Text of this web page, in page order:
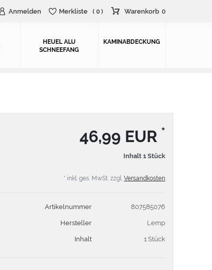
Anmelden Merkliste ( 0 ) Warenkorb 0
HEUEL ALU
SCHNEEFANG
KAMINABDECKUNG
46,99 EUR *
Inhalt 1 Stück
* inkl. ges. MwSt. zzgl. Versandkosten
Artikelnummer 807585076
Hersteller Lemp
Inhalt 1 Stück